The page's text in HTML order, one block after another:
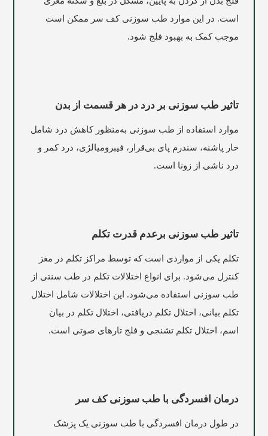
است. در این موارد طب سوزنی کف سر ممکن است
موجب کمک به بهبود فلج شود.
تاثیر طب سوزنی بر درد در هر قسمت از بدن
موارد استفاده از طب سوزنی به‌منظور کاهش درد شامل
خار پاشنه، سندرم پای بی‌قرار، فیبرومیالژی، درد کمر و
درد ناشی از زونا است.
تاثیر طب سوزنی برعدم قدرت تکلم
تکلم یکی از مواردی است که توسط مراکز تکلم در مغز
کنترل می‌شود. برای انواع اختلالات تکلم در طب سنتی از
طب سوزنی استفاده می‌شود. این اختلالات شامل اختلال
تکلم بیانی، اختلال تکلم دریافتی، اختلال تکلم در بیان
اسم، اختلال تکلم تشنجی و فلج تارهای صوتی است.
درمان افسردگی با طب سوزنی کف سر
در طول درمان افسردگی با طب سوزنی یک پزشک